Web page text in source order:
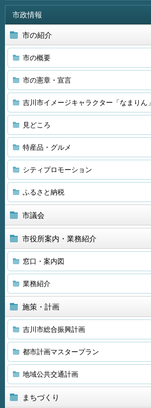
市政情報
市の紹介
市の概要
市の憲章・宣言
吉川市イメージキャラクター「なまりん」
見どころ
特産品・グルメ
シティプロモーション
ふるさと納税
市議会
市役所案内・業務紹介
窓口・案内図
業務紹介
施策・計画
吉川市総合振興計画
都市計画マスタープラン
地域公共交通計画
まちづくり